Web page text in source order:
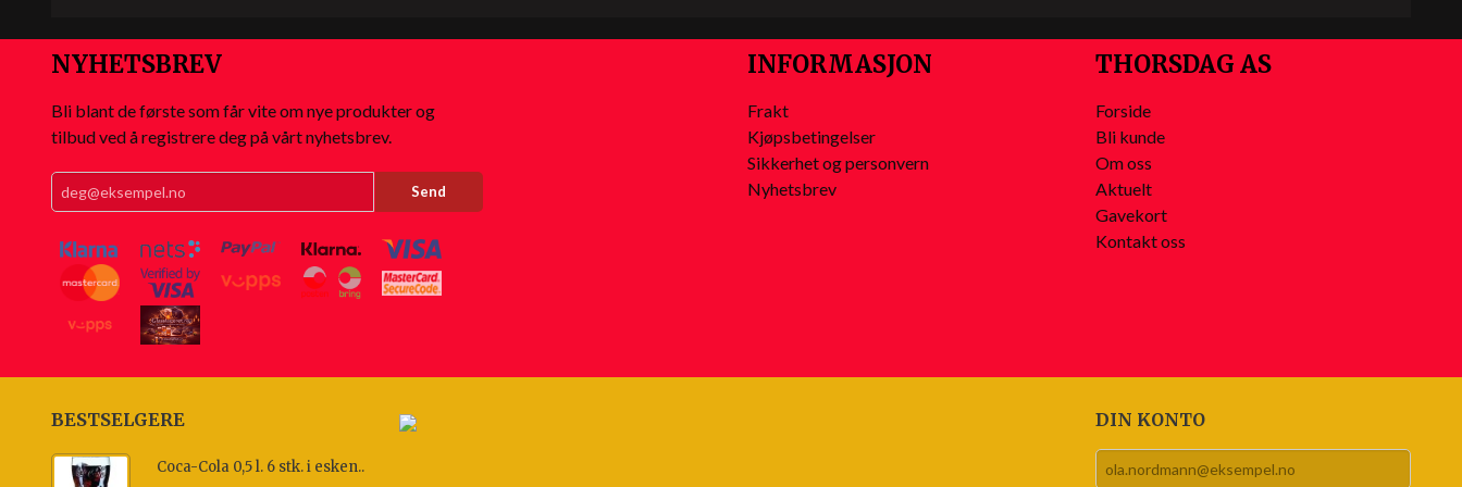
NYHETSBREV
Bli blant de første som får vite om nye produkter og
tilbud ved å registrere deg på vårt nyhetsbrev.
INFORMASJON
Frakt
Kjøpsbetingelser
Sikkerhet og personvern
Nyhetsbrev
THORSDAG AS
Forside
Bli kunde
Om oss
Aktuelt
Gavekort
Kontakt oss
BESTSELGERE
Coca-Cola 0,5 l. 6 stk. i esken..
DIN KONTO